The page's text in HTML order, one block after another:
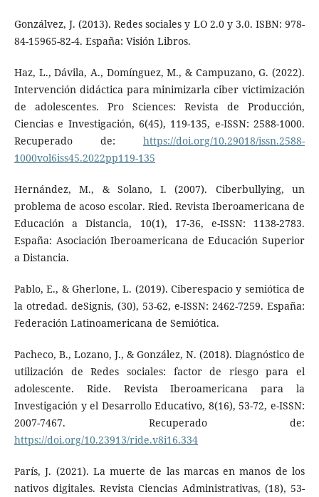
Gonzálvez, J. (2013). Redes sociales y LO 2.0 y 3.0. ISBN: 978-
84-15965-82-4. España: Visión Libros.
Haz, L., Dávila, A., Domínguez, M., & Campuzano, G. (2022).
Intervención didáctica para minimizarla ciber victimización
de adolescentes. Pro Sciences: Revista de Producción,
Ciencias e Investigación, 6(45), 119-135, e-ISSN: 2588-1000.
Recuperado de:https://doi.org/10.29018/issn.2588-
1000vol6iss45.2022pp119-135
Hernández, M., & Solano, I. (2007). Ciberbullying, un
problema de acoso escolar. Ried. Revista Iberoamericana de
Educación a Distancia, 10(1), 17-36, e-ISSN: 1138-2783.
España: Asociación Iberoamericana de Educación Superior
a Distancia.
Pablo, E., & Gherlone, L. (2019). Ciberespacio y semiótica de
la otredad. deSignis, (30), 53-62, e-ISSN: 2462-7259. España:
Federación Latinoamericana de Semiótica.
Pacheco, B., Lozano, J., & González, N. (2018). Diagnóstico de
utilización de Redes sociales: factor de riesgo para el
adolescente. Ride. Revista Iberoamericana para la
Investigación y el Desarrollo Educativo, 8(16), 53-72, e-ISSN:
2007-7467. Recuperado de:
https://doi.org/10.23913/ride.v8i16.334
París, J. (2021). La muerte de las marcas en manos de los
nativos digitales. Revista Ciencias Administrativas, (18), 53-